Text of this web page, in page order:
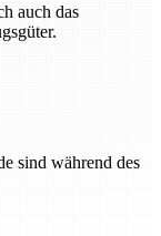
auch das
sind während des